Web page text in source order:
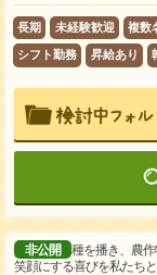
長期 未経験歓迎 複数
シフト勤務 昇給あり
非公開
種を播き、農
笑顔にする喜びを私たち